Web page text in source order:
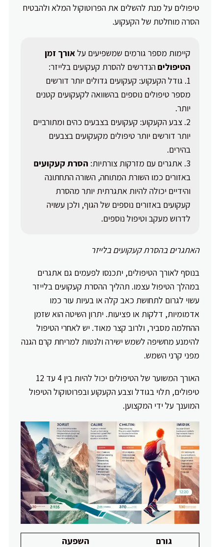
טיפולים על מנת להשלים את הפרוטוקול המלא ולהבטיח
הסרה מוחלטת של הקעקוע.
קיימות מספר גורמים שמשפיעים עלאורך זמן
הטיפוליםהנדרשים להסרת קעקועים בלייזר:
גודל הקעקוע: קעקועים גדולים יותר דורשים
מספר טיפולים נוספים בהשוואה לקעקועים קטנים
יותר.
צבע הקעקוע: קעקועים בצבעים כהים ומתורביים
יותר דורשים יותר טיפולים מקעקועים בצבעים
בהירים.
אתגרים עם מזרקות צורתיות: הסרת קעקועים
באזורים כמו השורת המתוחה, השורה התחתונה
והידיים יכולה להיות אתגרתית יותר מהסרת
קעקועים באזורים נוספים של הגוף, ולכן עשויה
לדרוש מעקב וטיפול נוספים.
האתגרים בהסרת קעקועים בלייזר
בנוסף לאורך הטיפולים, יתכנסו לפעמים גם אתגרים
במהלך הטיפול עצמו. תהליך ההסרת קעקועים בלייזר
עשוי לגרום לתחושת כאב קלה או בעיות עור כמו
אדמומיות, דלקות או פציעות. יתרון השיטה הוא שזמן
ההחלמה מסביר, ולרוב קצר מאוד. יש לאחרי הטיפול
להימנע מחשיפה לשמש ישירה ולנטות למריחת קרם הגנה
מפני קרני השמש.
האורך המשוער של הטיפולים יכול להיות בין 4 עד 12
טיפולים, תלוי בגודל וצבע הקעקוע ובפרוטוקול הטיפול
המוענך על ידי המקצוען.
גורם
השפעה